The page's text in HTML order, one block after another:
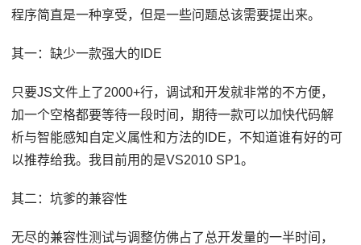
程序简直是一种享受，但是一些问题总该需要提出来。
其一：缺少一款强大的IDE
只要JS文件上了2000+行，调试和开发就非常的不方便，
加一个空格都要等待一段时间，期待一款可以加快代码解
析与智能感知自定义属性和方法的IDE，不知道谁有好的可
以推荐给我。我目前用的是VS2010 SP1。
其二：坑爹的兼容性
无尽的兼容性测试与调整仿佛占了总开发量的一半时间，